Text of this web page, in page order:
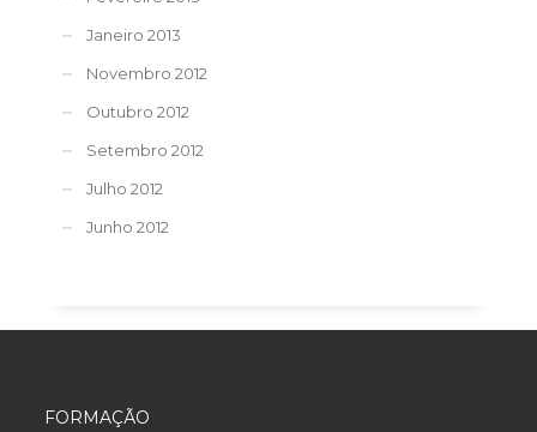
Janeiro 2013
Novembro 2012
Outubro 2012
Setembro 2012
Julho 2012
Junho 2012
FORMAÇÃO